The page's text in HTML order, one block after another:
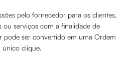
pelo fornecedor para os clientes,
serviços com a finalidade de
pode ser convertido em uma Ordem
único clique.